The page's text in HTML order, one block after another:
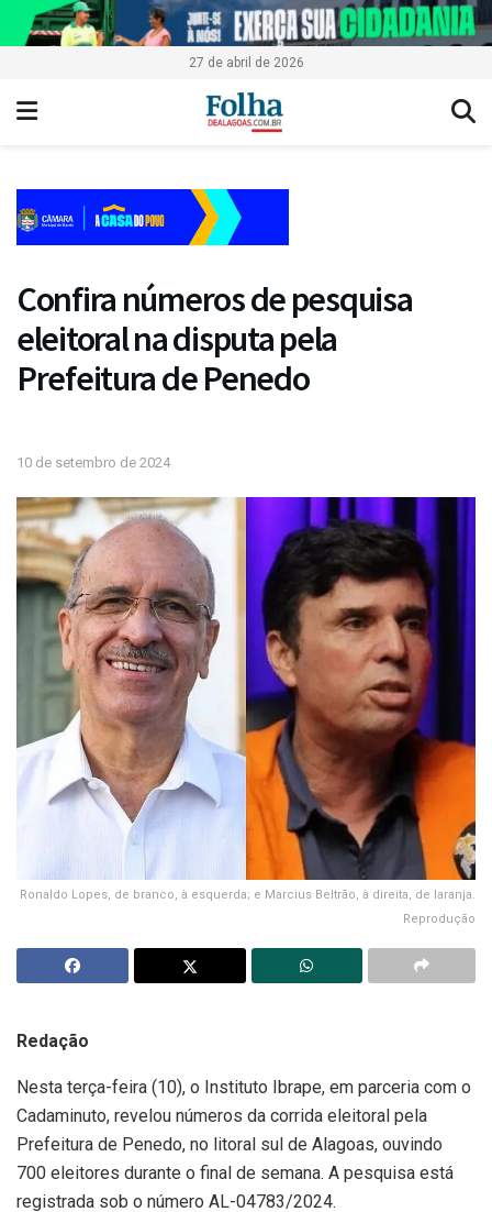
27 de abril de 2026
Confira números de pesquisa
eleitoral na disputa pela
Prefeitura de Penedo
10 de setembro de 2024
Ronaldo Lopes, de branco, à esquerda; e Marcius Beltrão, à direita, de laranja.
Reprodução
Redação
Nesta terça-feira (10), o Instituto Ibrape, em parceria com o
Cadaminuto, revelou números da corrida eleitoral pela
Prefeitura de Penedo, no litoral sul de Alagoas, ouvindo
700 eleitores durante o final de semana. A pesquisa está
registrada sob o número AL-04783/2024.